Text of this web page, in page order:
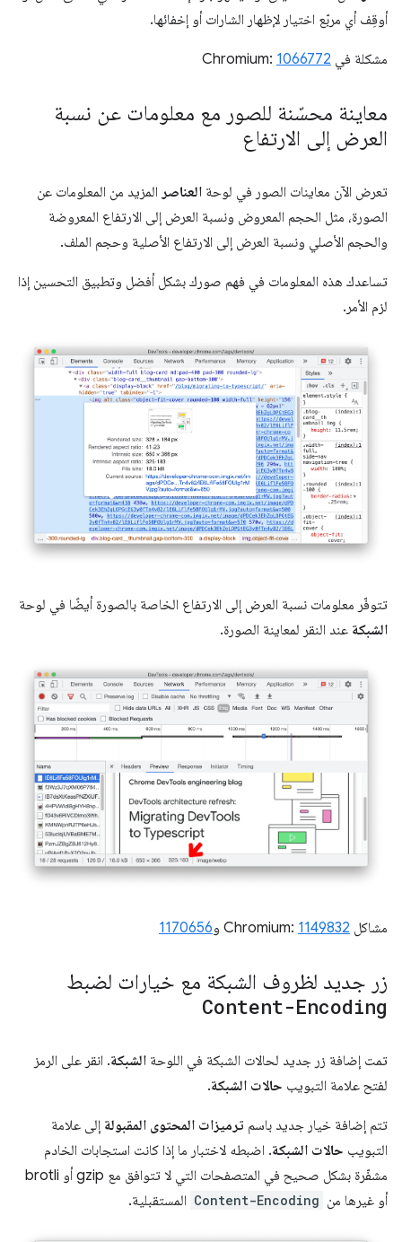
أوقِف أي مربّع اختيار لإظهار الشارات أو إخفائها.
مشكلة في Chromium: 1066772
معاينة محسّنة للصور مع معلومات عن نسبة
العرض إلى الارتفاع
تعرض الآن معاينات الصور في لوحة العناصر المزيد من المعلومات عن
الصورة، مثل الحجم المعروض ونسبة العرض إلى الارتفاع المعروضة
والحجم الأصلي ونسبة العرض إلى الارتفاع الأصلية وحجم الملف.
تساعدك هذه المعلومات في فهم صورك بشكل أفضل وتطبيق التحسين إذا
لزم الأمر.
تتوفّر معلومات نسبة العرض إلى الارتفاع الخاصة بالصورة أيضًا في لوحة
الشبكة عند النقر لمعاينة الصورة.
مشاكل Chromium: 1149832 و1170656
زر جديد لظروف الشبكة مع خيارات لضبط
Content-Encoding
تمت إضافة زر جديد لحالات الشبكة في اللوحة الشبكة. انقر على الرمز
لفتح علامة التبويب حالات الشبكة.
تتم إضافة خيار جديد باسم ترميزات المحتوى المقبولة إلى علامة
التبويب حالات الشبكة. اضبطه لاختبار ما إذا كانت استجابات الخادم
مشفّرة بشكل صحيح في المتصفحات التي لا تتوافق مع gzip أو brotli
أو غيرها من Content-Encoding المستقبلية.